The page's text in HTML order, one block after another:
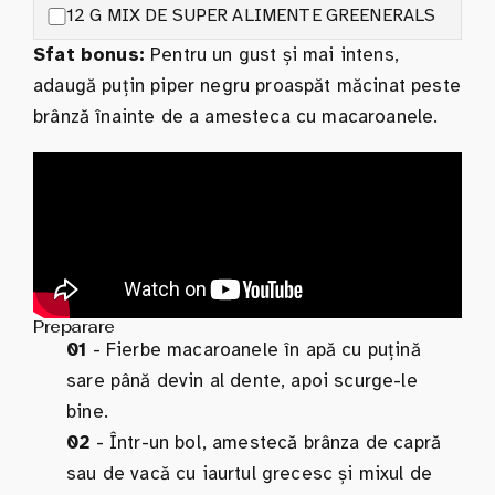
12 G MIX DE SUPER ALIMENTE GREENERALS
Sfat bonus: Pentru un gust și mai intens,
adaugă puțin piper negru proaspăt măcinat peste
brânză înainte de a amesteca cu macaroanele.
Preparare
01 - Fierbe macaroanele în apă cu puțină
sare până devin al dente, apoi scurge-le
bine.
02 - Într-un bol, amestecă brânza de capră
sau de vacă cu iaurtul grecesc și mixul de